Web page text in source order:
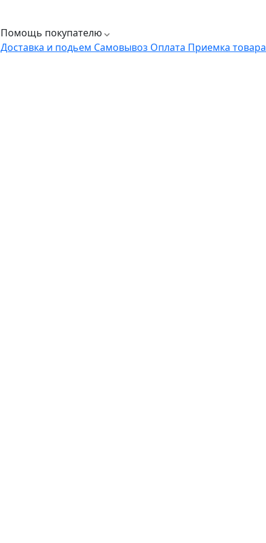
Помощь покупателю
Доставка и подьем Самовывоз Оплата Приемка товара